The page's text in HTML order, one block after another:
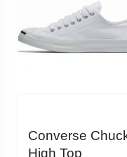
Converse
High Top